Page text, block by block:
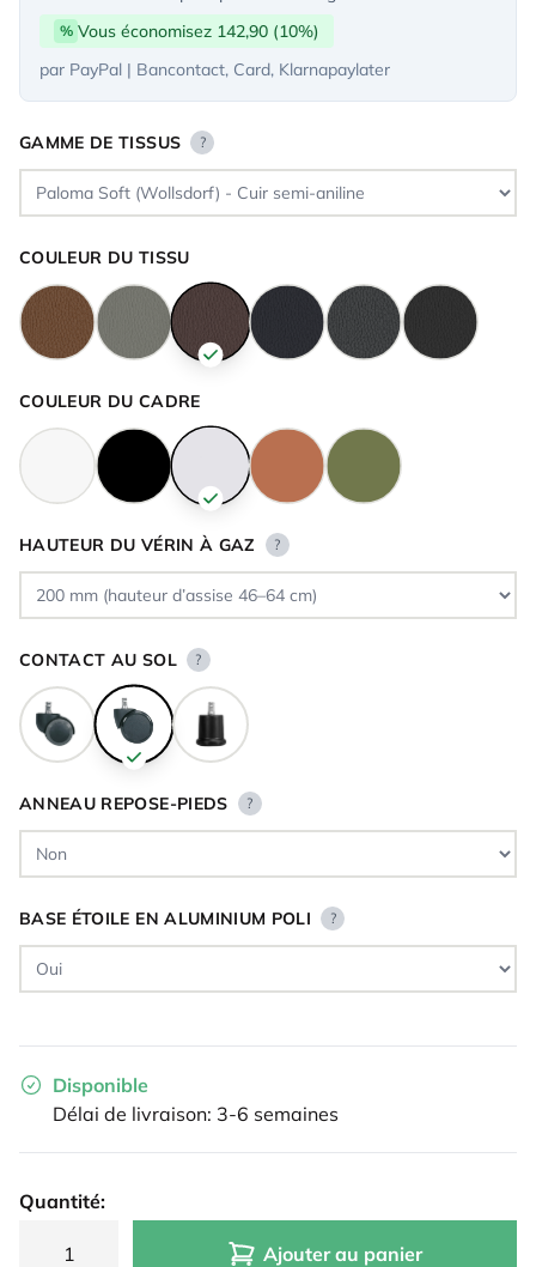
% Vous économisez 142,90 (10%)
par PayPal | Bancontact, Card, Klarnapaylater
GAMME DE TISSUS ?
COULEUR DU TISSU
COULEUR DU CADRE
HAUTEUR DU VÉRIN À GAZ ?
CONTACT AU SOL ?
ANNEAU REPOSE-PIEDS ?
BASE ÉTOILE EN ALUMINIUM POLI ?
Disponible
Délai de livraison: 3-6 semaines
Quantité:
Ajouter au panier